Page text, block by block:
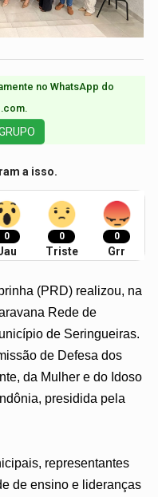
no WhatsApp do
a isso.
0 0
Triste
0
Grr
(PRD) realizou, na
Rede de
de Seringueiras.
de Defesa dos
da Mulher e do Idoso
presidida pela
representantes
de ensino e lideranças